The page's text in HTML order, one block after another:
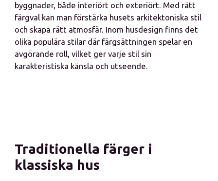
byggnader, både interiört och exteriört. Med rätt
färgval kan man förstärka husets arkitektoniska stil
och skapa rätt atmosfär. Inom husdesign finns det
olika populära stilar där färgsättningen spelar en
avgörande roll, vilket ger varje stil sin
karakteristiska känsla och utseende.
Traditionella färger i
klassiska hus